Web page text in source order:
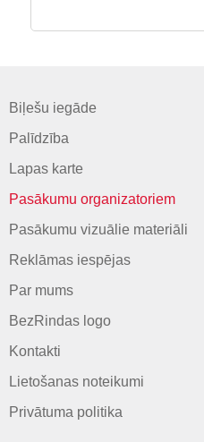
Biļešu iegāde
Palīdzība
Lapas karte
Pasākumu organizatoriem
Pasākumu vizuālie materiāli
Reklāmas iespējas
Par mums
BezRindas logo
Kontakti
Lietošanas noteikumi
Privātuma politika